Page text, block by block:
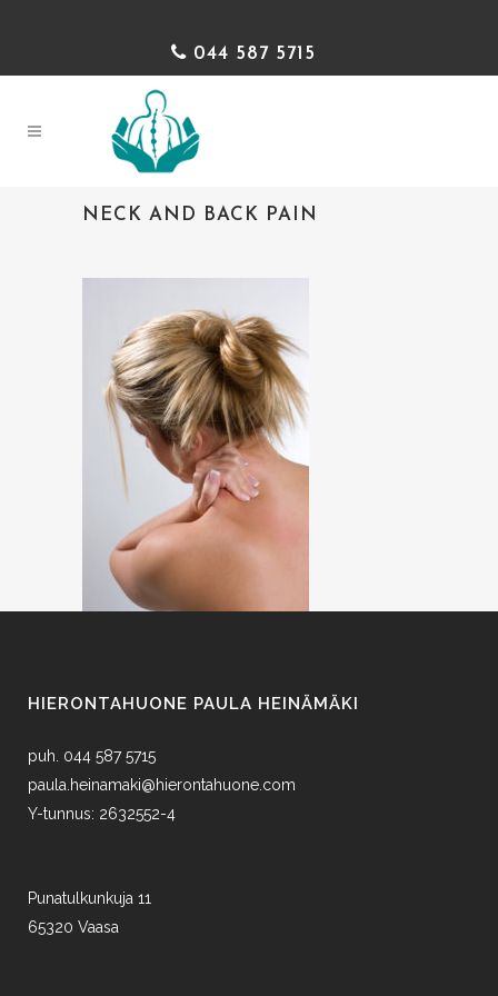
044 587 5715
NECK AND BACK PAIN
HIERONTAHUONE PAULA HEINÄMÄKI
puh. 044 587 5715
paula.heinamaki@hierontahuone.com
Y-tunnus: 2632552-4
Punatulkunkuja 11
65320 Vaasa